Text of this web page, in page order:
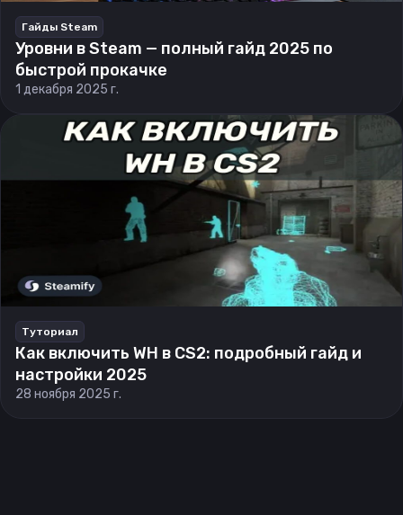
Гайды Steam
Уровни в Steam — полный гайд 2025 по
быстрой прокачке
1 декабря 2025 г.
Туториал
Как включить WH в CS2: подробный гайд и
настройки 2025
28 ноября 2025 г.